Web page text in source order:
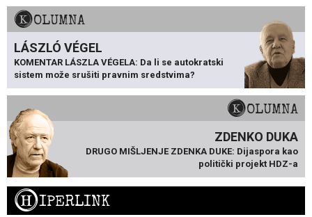
KOLUMNA
LÁSZLÓ VÉGEL
KOMENTAR LÁSZLA VÉGELA: Da li se autokratski
sistem može srušiti pravnim sredstvima?
KOLUMNA
ZDENKO DUKA
DRUGO MIŠLJENJE ZDENKA DUKE: Dijaspora kao
politički projekt HDZ-a
HIPERLINK